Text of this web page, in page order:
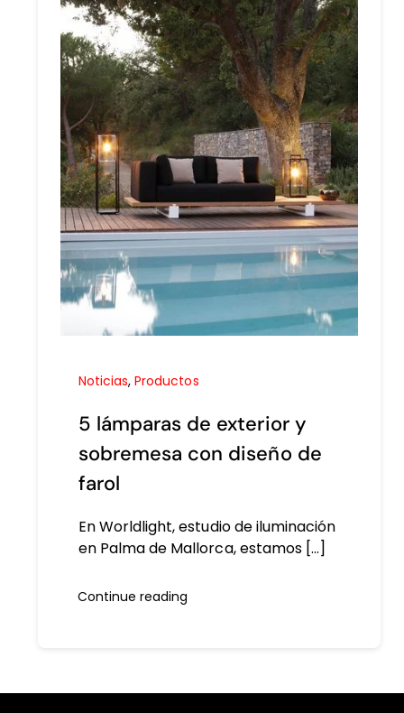
Noticias,Productos
5 lámparas de exterior y
sobremesa con diseño de
farol
En Worldlight, estudio de iluminación
en Palma de Mallorca, estamos [...]
Continue reading